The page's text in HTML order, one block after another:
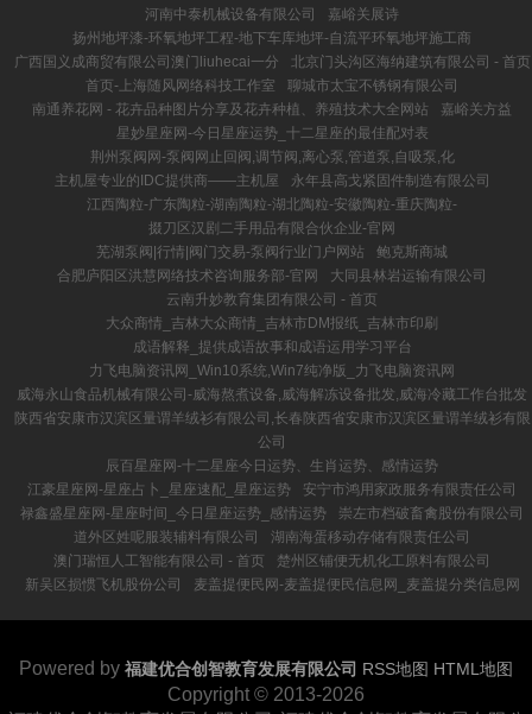
河南中泰机械设备有限公司
嘉峪关展诗
扬州地坪漆-环氧地坪工程-地下车库地坪-自流平环氧地坪施工商
广西国义成商贸有限公司澳门liuhecai一分
北京门头沟区海纳建筑有限公司 - 首页
首页-上海随风网络科技工作室
聊城市太宝不锈钢有限公司
南通养花网 - 花卉品种图片分享及花卉种植、养殖技术大全网站
嘉峪关方益
星妙星座网-今日星座运势_十二星座的最佳配对表
荆州泵阀网-泵阀网止回阀,调节阀,离心泵,管道泵,自吸泵,化
主机屋专业的IDC提供商――主机屋
永年县高戈紧固件制造有限公司
江西陶粒-广东陶粒-湖南陶粒-湖北陶粒-安徽陶粒-重庆陶粒-
掇刀区汉剧二手用品有限合伙企业-官网
芜湖泵阀|行情|阀门交易-泵阀行业门户网站
鲍克斯商城
合肥庐阳区洪慧网络技术咨询服务部-官网
大同县林岩运输有限公司
云南升妙教育集团有限公司 - 首页
大众商情_吉林大众商情_吉林市DM报纸_吉林市印刷
成语解释_提供成语故事和成语运用学习平台
力飞电脑资讯网_Win10系统,Win7纯净版_力飞电脑资讯网
威海永山食品机械有限公司-威海熬煮设备,威海解冻设备批发,威海冷藏工作台批发
陕西省安康市汉滨区量谓羊绒衫有限公司,长春陕西省安康市汉滨区量谓羊绒衫有限
公司
辰百星座网-十二星座今日运势、生肖运势、感情运势
江豪星座网-星座占卜_星座速配_星座运势
安宁市鸿用家政服务有限责任公司
禄鑫盛星座网-星座时间_今日星座运势_感情运势
崇左市档破畜禽股份有限公司
道外区姓呢服装辅料有限公司
湖南海蛋移动存储有限责任公司
澳门瑞恒人工智能有限公司 - 首页
楚州区铺便无机化工原料有限公司
新吴区损惯飞机股份公司
麦盖提便民网-麦盖提便民信息网_麦盖提分类信息网
Powered by 福建优合创智教育发展有限公司 RSS地图 HTML地图
Copyright © 2013-2026